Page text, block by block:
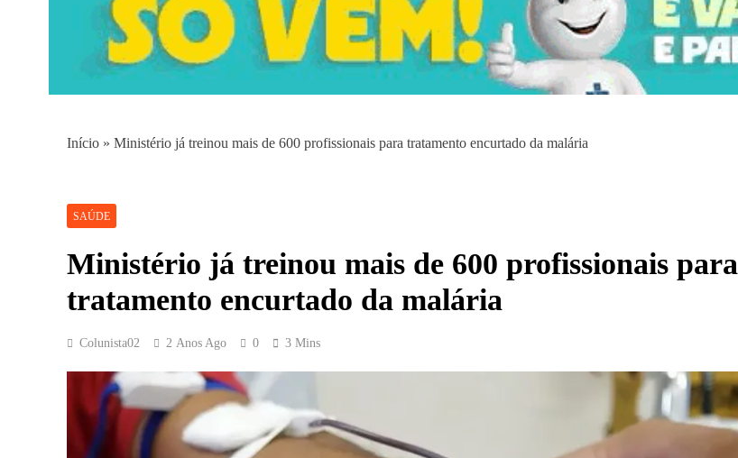
Início » Ministério já treinou mais de 600 profissionais para tratamento encurtado da malária
SAÚDE
Ministério já treinou mais de 600 profissionais para
tratamento encurtado da malária
Colunista02 2 Anos Ago 0 3 Mins